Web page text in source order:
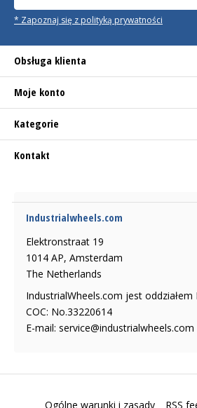
* Zapoznaj się z polityką prywatności
Obsługa klienta
Moje konto
Kategorie
Kontakt
Industrialwheels.com
Elektronstraat 19
1014 AP, Amsterdam
The Netherlands
IndustrialWheels.com jest oddziałem
COC: No.33220614
E-mail: service@industrialwheels.com
Ogólne warunki i zasady RSS